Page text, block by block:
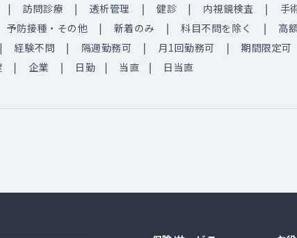
訪問診療 透析管理 健診 内視鏡検査 手
予防接種・その他 新着のみ 科目不問を除く 高
経験不問 隔週勤務可 月1回勤務可 期間限定可
企業 日勤 当直 日当直